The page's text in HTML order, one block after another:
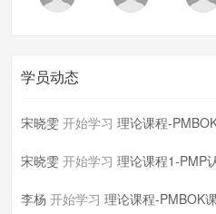
学员动态
宋晓雯 开始学习 理论课程-
宋晓雯 开始学习 理论课程1-PMP
李杨 开始学习 理论课程-PMBOK